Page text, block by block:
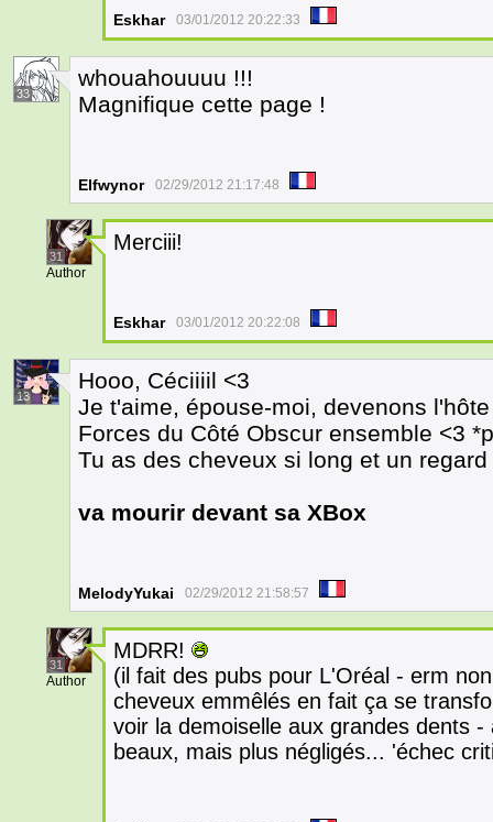
Eskhar 03/01/2012 20:22:33
33
whouahouuuu !!!
Magnifique cette page !
Elfwynor 02/29/2012 21:17:48
31
Author
Merciii!
Eskhar 03/01/2012 20:22:08
13
Hooo, Céciiiil <3
Je t'aime, épouse-moi, devenons
Forces du Côté Obscur ensemble <3
Tu as des cheveux si long et un
va mourir devant sa XBox
MelodyYukai 02/29/2012 21:58:57
31
Author
MDRR!
(il fait des pubs pour L'Oréal - erm
cheveux emmêlés en fait ça se
voir la demoiselle aux grandes dents
beaux, mais plus négligés... 'échec